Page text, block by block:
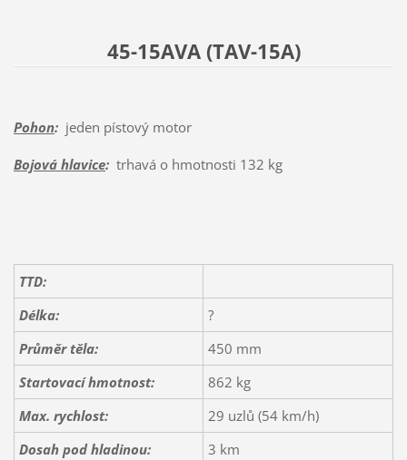
45-15AVA (TAV-15A)
Pohon:jeden pístový motor
Bojová hlavice:trhavá o hmotnosti 132 kg
TTD:
Délka:
?
Průměr těla:
450 mm
Startovací hmotnost:
862 kg
Max. rychlost:
29 uzlů (54 km/h)
Dosah pod hladinou: 3 km